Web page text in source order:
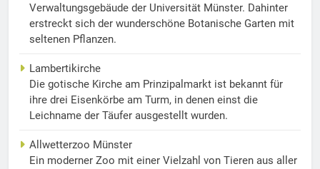
Verwaltungsgebäude der Universität Münster. Dahinter
erstreckt sich der wunderschöne Botanische Garten mit
seltenen Pflanzen.
Lambertikirche
Die gotische Kirche am Prinzipalmarkt ist bekannt für
ihre drei Eisenkörbe am Turm, in denen einst die
Leichname der Täufer ausgestellt wurden.
Allwetterzoo Münster
Ein moderner Zoo mit einer Vielzahl von Tieren aus aller